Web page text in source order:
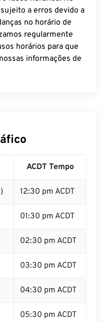
um deslocamento
fusos horários. No
a erros devido a
no horário de
regularmente
horários para que
ACDT Tempo
12:30 pm ACDT
01:30 pm ACDT
02:30 pm ACDT
03:30 pm ACDT
04:30 pm ACDT